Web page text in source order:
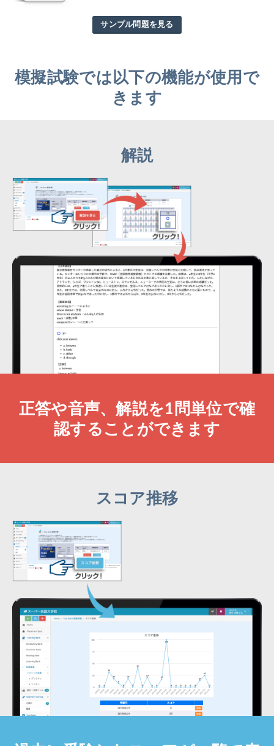
サンプル問題を見る
模擬試験では以下の機能が使用で
きます
解説
正答や音声、解説を1問単位で確
認することができます
スコア推移